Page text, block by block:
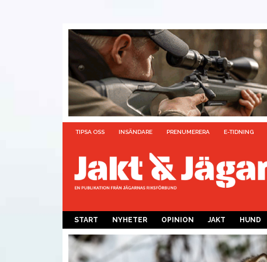
TIPSA OSS INSÄNDARE PRENUMERERA E-TIDNING
START NYHETER OPINION JAKT HUND